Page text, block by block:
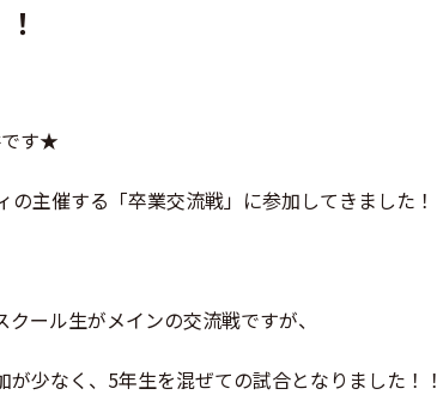
です★
主催する「卒業交流戦」に参加してきました！
ール生がメインの交流戦ですが、
少なく、5年生を混ぜての試合となりました！！